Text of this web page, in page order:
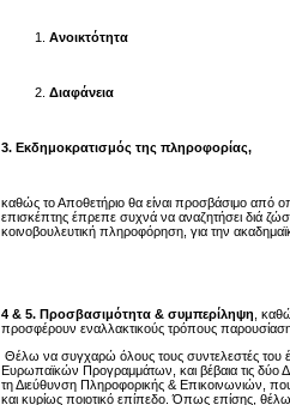
Ανοικτότητα
Διαφάνεια
3. Εκδημοκρατισμός της πληροφορίας,
καθώς το Αποθετήριο θα είναι προσβάσιμο από
επισκέπτης έπρεπε συχνά να αναζητήσει διά
κοινοβουλευτική πληροφόρηση, για την
4 & 5. Προσβασιμότητα & συμπερίληψη ,
προσφέρουν εναλλακτικούς τρόπους
Θέλω να συγχαρώ όλους τους συντελεστές του
Ευρωπαϊκών Προγραμμάτων, και βέβαια τις δύο
τη Διεύθυνση Πληροφορικής & Επικοινωνιών,
και κυρίως ποιοτικό επίπεδο. Όπως επίσης,